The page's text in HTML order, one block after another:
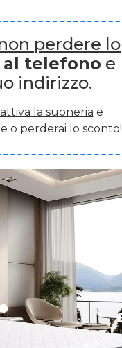
perdere lo
telefono e
indirizzo.
attiva la suoneria e
o perderai lo sconto!